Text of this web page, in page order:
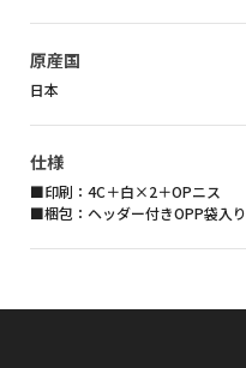
原産国
日本
仕様
■印刷：4C＋白×2＋OPニス
■梱包：ヘッダー付きOPP袋入り